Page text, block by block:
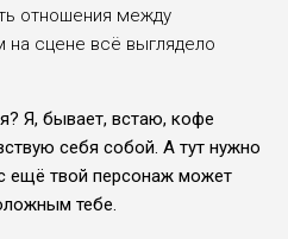
отношения между
сцене всё выглядело
Я, бывает, встаю, кофе
себя собой. А тут нужно
ещё твой персонаж может
тебе.